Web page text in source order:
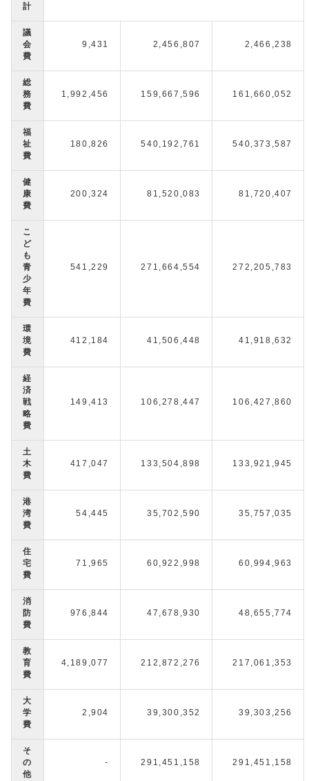
計
議
会
費
9,431 2,456,807 2,466,238
総
務
費
1,992,456 159,667,596 161,660,052
福
祉
費
180,826 540,192,761 540,373,587
健
康
費
200,324 81,520,083 81,720,407
こ
ど
も
青
少
年
費
541,229 271,664,554 272,205,783
環
境
費
412,184 41,506,448 41,918,632
経
済
戦
略
費
149,413 106,278,447 106,427,860
土
木
費
417,047 133,504,898 133,921,945
港
湾
費
54,445 35,702,590 35,757,035
住
宅
費
71,965 60,922,998 60,994,963
消
防
費
976,844 47,678,930 48,655,774
教
育
費
4,189,077 212,872,276 217,061,353
大
学
費
2,904 39,300,352 39,303,256
そ
の
他
- 291,451,158 291,451,158